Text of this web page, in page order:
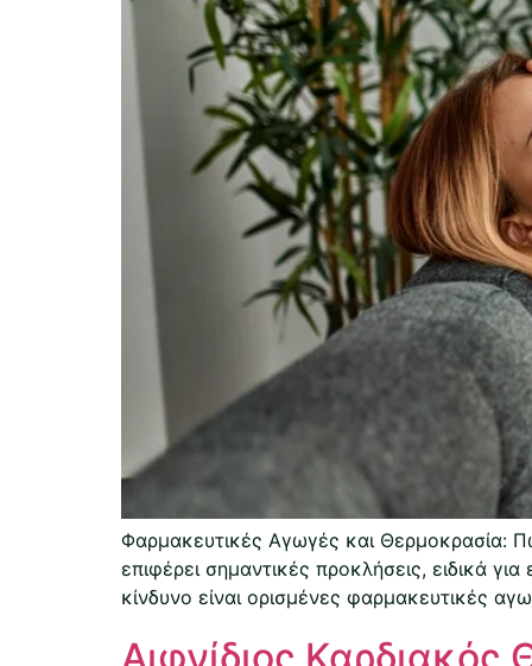
Φαρμακευτικές Αγωγές και Θερμοκρασία:
επιφέρει σημαντικές προκλήσεις, ειδικά
κίνδυνο είναι ορισμένες φαρμακευτικές
Αιφνίδιος